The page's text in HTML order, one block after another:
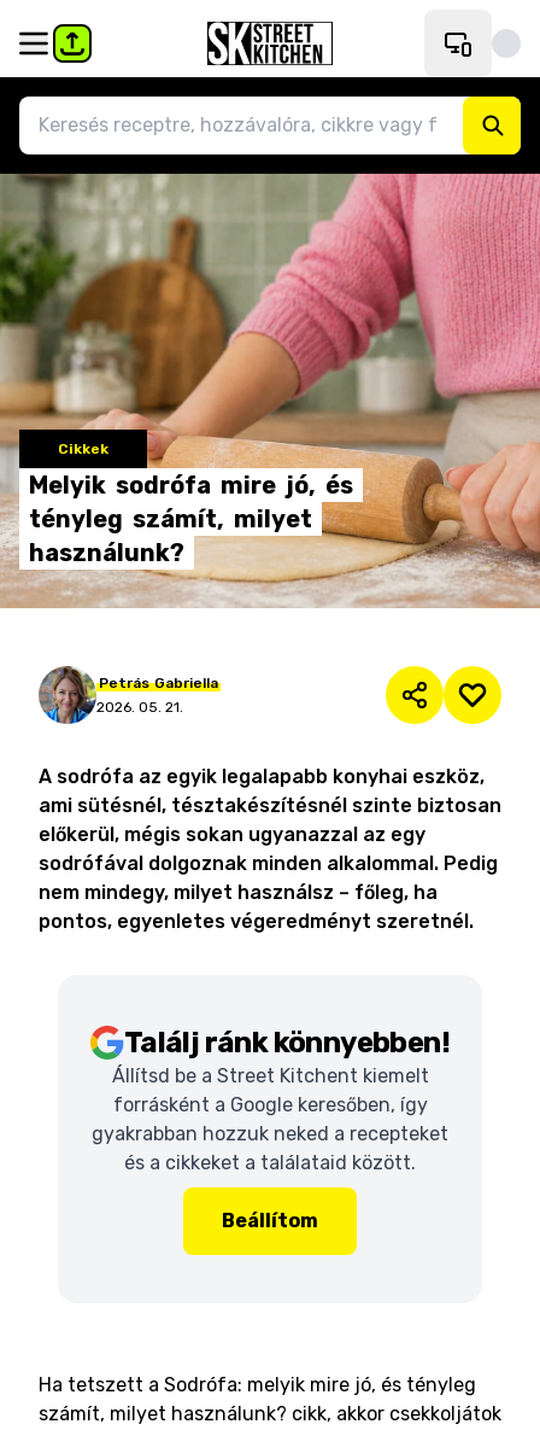
Cikkek
Melyik sodrófa mire jó, és
tényleg számít, milyet
használunk?
Petrás Gabriella
2026. 05. 21.
A sodrófa az egyik legalapabb konyhai eszköz,
ami sütésnél, tésztakészítésnél szinte biztosan
előkerül, mégis sokan ugyanazzal az egy
sodrófával dolgoznak minden alkalommal. Pedig
nem mindegy, milyet használsz – főleg, ha
pontos, egyenletes végeredményt szeretnél.
Találj ránk könnyebben!
Állítsd be a Street Kitchent kiemelt
forrásként a Google keresőben, így
gyakrabban hozzuk neked a recepteket
és a cikkeket a találataid között.
Beállítom
Ha tetszett a Sodrófa: melyik mire jó, és tényleg
számít, milyet használunk? cikk, akkor csekkoljátok